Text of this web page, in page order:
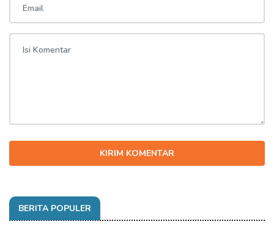
KIRIM KOMENTAR
BERITA POPULER